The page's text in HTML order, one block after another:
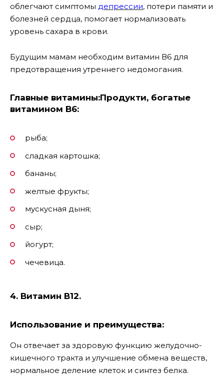
облегчают симптомы депрессии, потери памяти и
болезней сердца, помогает нормализовать
уровень сахара в крови.
Будущим мамам необходим витамин В6 для
предотвращения утреннего недомогания.
Главные витамины:Продукти, богатые
витамином B6:
рыба;
сладкая картошка;
бананы;
желтые фрукты;
мускусная дыня;
сыр;
йогурт;
чечевица.
4. Витамин В12.
Использование и преимущества:
Он отвечает за здоровую функцию желудочно-
кишечного тракта и улучшение обмена веществ,
нормальное деление клеток и синтез белка.